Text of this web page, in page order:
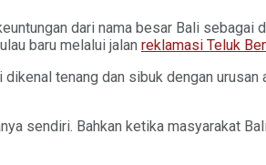
dari nama besar Bali sebagai
baru melalui jalan reklamasi Teluk
tenang dan sibuk dengan urusan
sendiri. Bahkan ketika masyarakat